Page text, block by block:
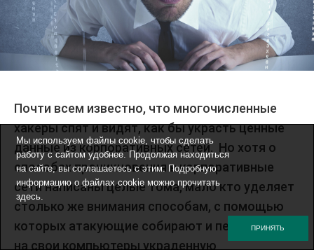
Почти всем известно, что многочисленные
хакеры спят и видят, как бы украсть ценные
данные из корпоративных сетей. Но хотя о
способах проникновения в корпоративные
сети написаны целые тома, мало кто уделяет
столько же внимания способам, с помощью
которых атакующие собирают и пересылают
на свои компьютеры украденную
Мы используем файлы cookie, чтобы сделать
работу с сайтом удобнее. Продолжая находиться
на сайте, вы соглашаетесь с этим. Подробную
информацию о файлах cookie можно прочитать
здесь.
ПРИНЯТЬ